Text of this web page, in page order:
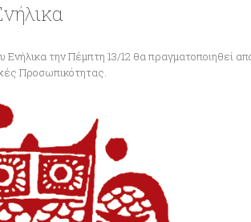
την Πέμπτη 13/12 θα πραγματοποιηθεί
Προσωπικότητας.